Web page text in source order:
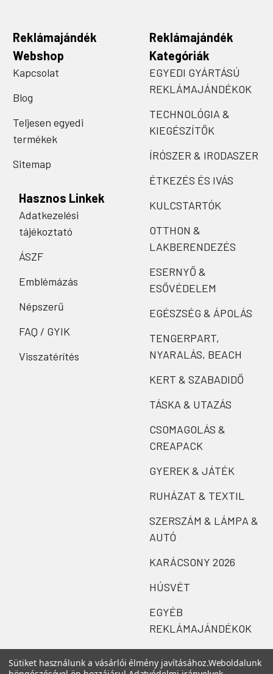
Reklámajándék
Webshop
Kapcsolat
Blog
Teljesen egyedi
termékek
Sitemap
Hasznos Linkek
Adatkezelési
tájékoztató
ÁSZF
Emblémázás
Népszerű
FAQ / GYIK
Visszatérítés
Reklámajándék
Kategóriák
EGYEDI GYÁRTÁSÚ
REKLÁMAJÁNDÉKOK
TECHNOLÓGIA &
KIEGÉSZÍTŐK
ÍRÓSZER & IRODASZER
ÉTKEZÉS ÉS IVÁS
KULCSTARTÓK
OTTHON &
LAKBERENDEZÉS
ESERNYŐ &
ESŐVÉDELEM
EGÉSZSÉG & ÁPOLÁS
TENGERPART,
NYARALÁS, BEACH
KERT & SZABADIDŐ
TÁSKA & UTAZÁS
CSOMAGOLÁS &
CREAPACK
GYEREK & JÁTÉK
RUHÁZAT & TEXTIL
SZERSZÁM & LÁMPA &
AUTÓ
KARÁCSONY 2026
HÚSVÉT
EGYÉB
REKLÁMAJÁNDÉKOK
Sütiket használunk a vásárlói élmény javításához.Weboldalunk